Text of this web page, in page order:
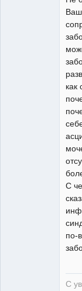
как
С
по-
С